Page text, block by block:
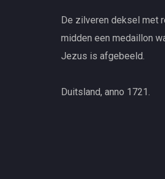
De zilveren deksel met
midden een medaillon
Jezus is afgebeeld.
Duitsland, anno 1721.